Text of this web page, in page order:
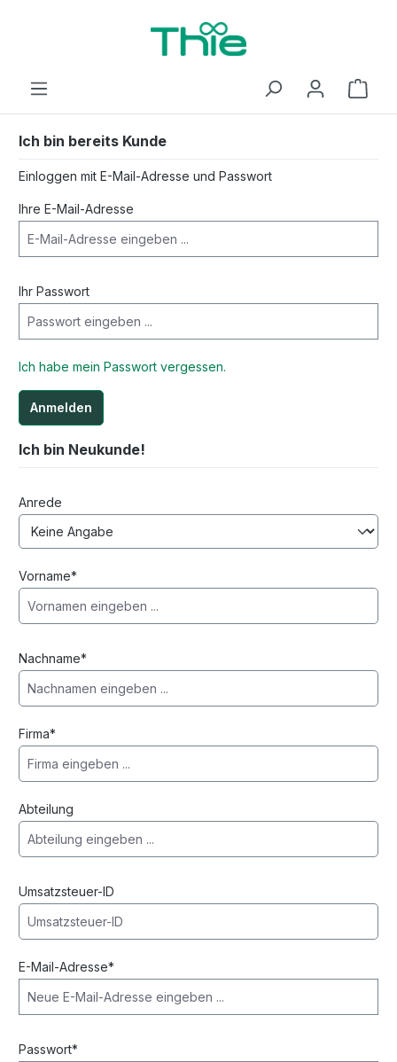
Ich bin bereits Kunde
Einloggen mit E-Mail-Adresse und Passwort
Ihre E-Mail-Adresse
Ihr Passwort
Ich habe mein Passwort vergessen.
Anmelden
Ich bin Neukunde!
Anrede
Vorname*
Nachname*
Firma*
Abteilung
Umsatzsteuer-ID
E-Mail-Adresse*
Passwort*